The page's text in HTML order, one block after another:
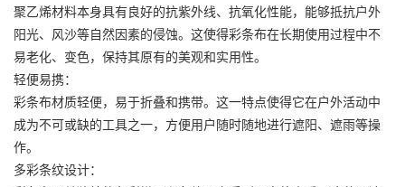
聚乙烯材料本身具有良好的抗紫外线、抗氧化性能，能够抵抗户外
阳光、风沙等自然因素的侵蚀。这使得彩条布在长期使用过程中不
易老化、变色，保持其原有的美观和实用性。
轻便易携：
彩条布材质轻便，易于折叠和携带。这一特点使得它在户外活动中
成为不可或缺的工具之一，方便用户随时随地进行遮阳、遮雨等操
作。
多彩条纹设计：